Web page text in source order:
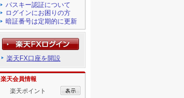
パスキー認証について
ログインにお困りの方
暗証番号は定期的に更新
楽天FX口座を開設
楽天会員情報
楽天ポイント